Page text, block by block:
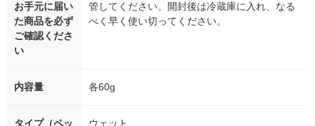
お手元に届い
た商品を必ず
ご確認くださ
い
管してください。開封後は冷蔵庫に入れ、なる
べく早く使い切ってください。
内容量 各60g
タイプ（ペッ
ウェット